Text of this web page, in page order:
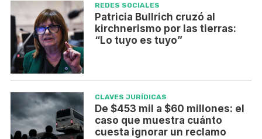
REDES SOCIALES
Patricia Bullrich cruzó al
kirchnerismo por las tierras:
“Lo tuyo es tuyo”
CLAVES JURÍDICAS
De $453 mil a $60 millones: el
caso que muestra cuánto
cuesta ignorar un reclamo